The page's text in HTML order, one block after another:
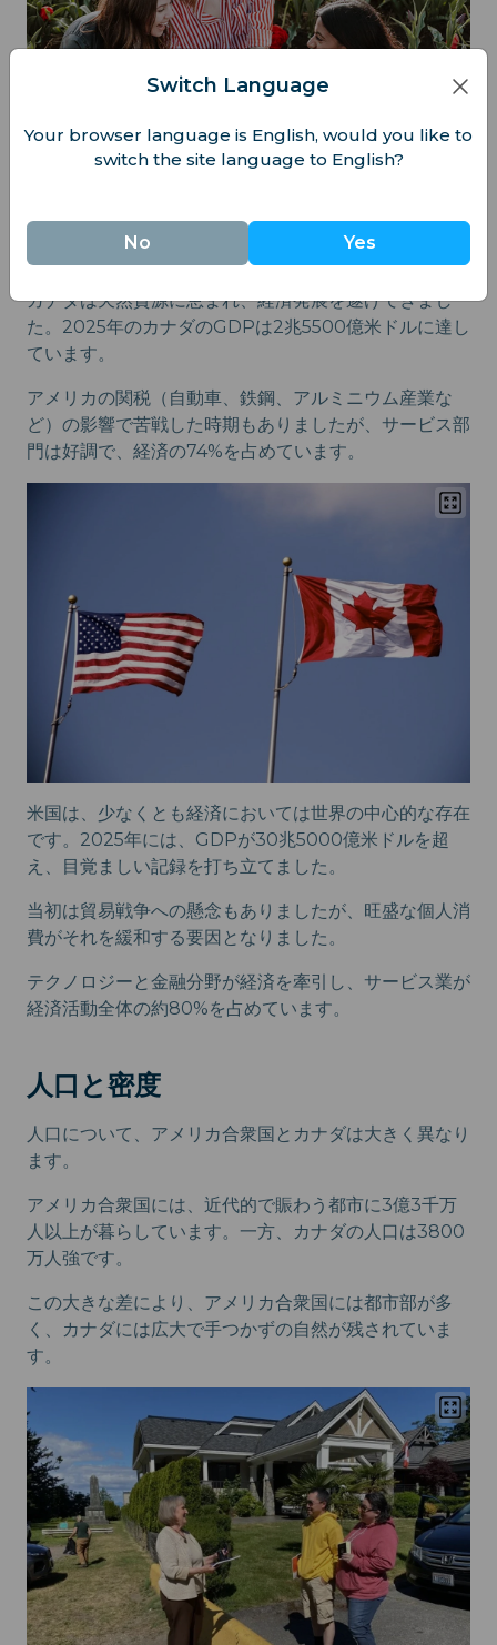
経済比較
カナダは天然資源に恵まれ、経済発展を遂げてきまし
た。2025年のカナダのGDPは2兆5500億米ドルに達し
ています。
アメリカの関税（自動車、鉄鋼、アルミニウム産業な
ど）の影響で苦戦した時期もありましたが、サービス部
門は好調で、経済の74%を占めています。
米国は、少なくとも経済においては世界の中心的な存在
です。2025年には、GDPが30兆5000億米ドルを超
え、目覚ましい記録を打ち立てました。
当初は貿易戦争への懸念もありましたが、旺盛な個人消
費がそれを緩和する要因となりました。
テクノロジーと金融分野が経済を牽引し、サービス業が
経済活動全体の約80%を占めています。
人口と密度
人口について、アメリカ合衆国とカナダは大きく異なり
ます。
アメリカ合衆国には、近代的で賑わう都市に3億3千万
人以上が暮らしています。一方、カナダの人口は3800
万人強です。
この大きな差により、アメリカ合衆国には都市部が多
く、カナダには広大で手つかずの自然が残されていま
す。
Switch Language
Your browser language is English, would you like to
switch the site language to English?
No Yes